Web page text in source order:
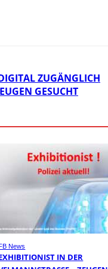
ZUGÄNGLICH
GESUCHT
FB News
IN DER